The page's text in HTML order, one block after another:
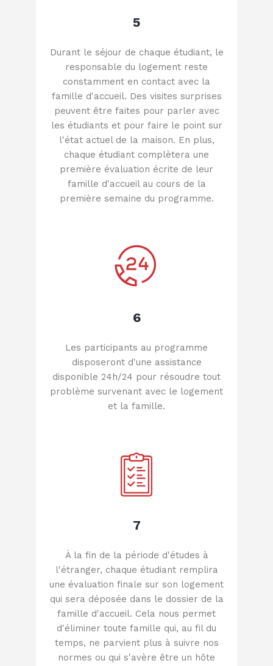
5
Durant le séjour de chaque étudiant, le
responsable du logement reste
constamment en contact avec la
famille d'accueil. Des visites surprises
peuvent être faites pour parler avec
les étudiants et pour faire le point sur
l'état actuel de la maison. En plus,
chaque étudiant complètera une
première évaluation écrite de leur
famille d'accueil au cours de la
première semaine du programme.
6
Les participants au programme
disposeront d'une assistance
disponible 24h/24 pour résoudre tout
problème survenant avec le logement
et la famille.
7
À la fin de la période d'études à
l'étranger, chaque étudiant remplira
une évaluation finale sur son logement
qui sera déposée dans le dossier de la
famille d'accueil. Cela nous permet
d'éliminer toute famille qui, au fil du
temps, ne parvient plus à suivre nos
normes ou qui s'avère être un hôte